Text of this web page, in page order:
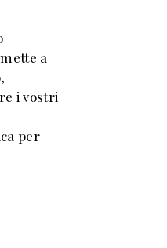
a
i vostri
per